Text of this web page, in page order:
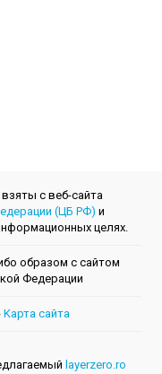
с веб-сайта
(ЦБ РФ) и
целях.
образом с сайтом
Федерации
Kарта сайта
layerzero.ro